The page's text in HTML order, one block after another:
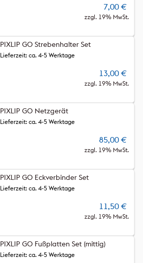
7,00 €
zzgl. 19% MwSt.
PIXLIP GO Strebenhalter Set
13,00 €
zzgl. 19% MwSt.
Lieferzeit: ca. 4-5 Werktage
PIXLIP GO Netzgerät
85,00 €
zzgl. 19% MwSt.
Lieferzeit: ca. 4-5 Werktage
PIXLIP GO Eckverbinder Set
11,50 €
zzgl. 19% MwSt.
Lieferzeit: ca. 4-5 Werktage
PIXLIP GO Fußplatten Set (mittig)
Lieferzeit: ca. 4-5 Werktage